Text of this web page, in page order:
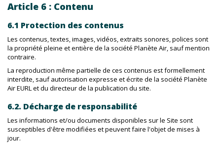
Article 6 : Contenu
6.1 Protection des contenus
Les contenus, textes, images, vidéos, extraits sonores, polices sont
la propriété pleine et entière de la société Planète Air, sauf mention
contraire.
La reproduction même partielle de ces contenus est formellement
interdite, sauf autorisation expresse et écrite de la société Planète
Air EURL et du directeur de la publication du site.
6.2. Décharge de responsabilité
Les informations et/ou documents disponibles sur le Site sont
susceptibles d'être modifiées et peuvent faire l'objet de mises à
jour.